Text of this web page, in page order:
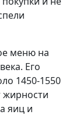
меню на
Его
1450-1550
жирности
яиц и